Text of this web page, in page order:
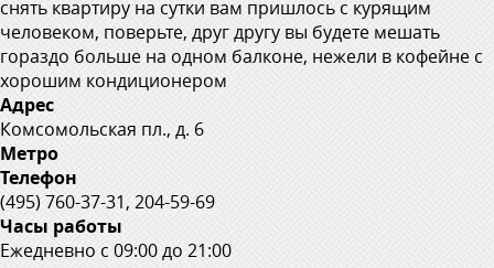
снять квартиру на сутки вам пришлось с курящим
человеком, поверьте, друг другу вы будете мешать
гораздо больше на одном балконе, нежели в кофейне с
хорошим кондиционером
Адрес
Комсомольская пл., д. 6
Метро
Телефон
(495) 760-37-31, 204-59-69
Часы работы
Ежедневно с 09:00 до 21:00